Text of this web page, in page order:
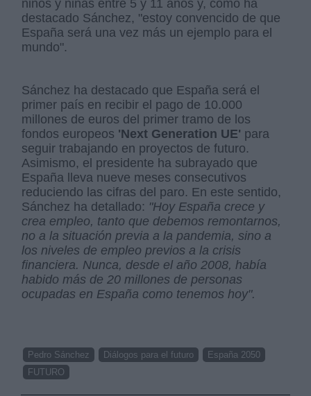
niños y niñas entre 5 y 11 años y, como ha
destacado Sánchez, "estoy convencido de que
España será una vez más un ejemplo para el
mundo".
Sánchez ha destacado que España será el
primer país en recibir el pago de 10.000
millones de euros del primer tramo de los
fondos europeos 'Next Generation UE' para
seguir trabajando en proyectos de futuro.
Asimismo, el presidente ha subrayado que
España lleva nueve meses consecutivos
reduciendo las cifras del paro. En este sentido,
Sánchez ha detallado: "Hoy España crece y
crea empleo, tanto que debemos remontarnos,
no a la situación previa a la pandemia, sino a
los niveles de empleo previos a la crisis
financiera. Nunca, desde el año 2008, había
habido más de 20 millones de personas
ocupadas en España como tenemos hoy".
Pedro Sánchez Diálogos para el futuro
España 2050
FUTURO